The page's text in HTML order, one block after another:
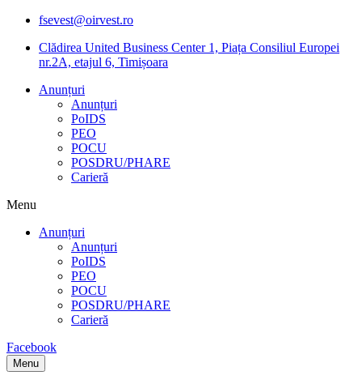
fsevest@oirvest.ro
Clădirea United Business Center 1, Piața Consiliul Europei
nr.2A, etajul 6, Timișoara
Anunțuri
Anunțuri
PoIDS
PEO
POCU
POSDRU/PHARE
Carieră
Menu
Anunțuri
Anunțuri
PoIDS
PEO
POCU
POSDRU/PHARE
Carieră
Facebook
Menu